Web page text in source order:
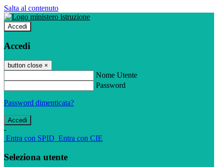
Salta al contenuto
Accedi
Accedi
button close ×
Nome Utente
Password
Password dimenticata?
-
Entra con SPID Entra con CIE
Seleziona utente